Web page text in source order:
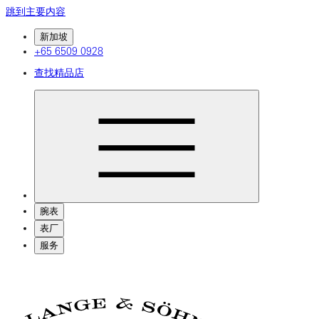
跳到主要内容
新加坡
+65 6509 0928
查找精品店
腕表
表厂
服务